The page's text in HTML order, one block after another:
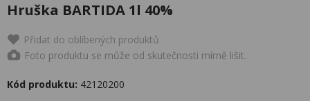
Hruška BARTIDA 1l 40%
Přidat do oblíbených produktů
Foto produktu se může od skutečnosti mírně lišit.
Kód produktu: 42120200